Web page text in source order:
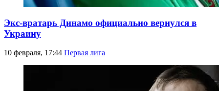
Экс-вратарь Динамо официально вернулся в
Украину
10 февраля, 17:44 Первая лига